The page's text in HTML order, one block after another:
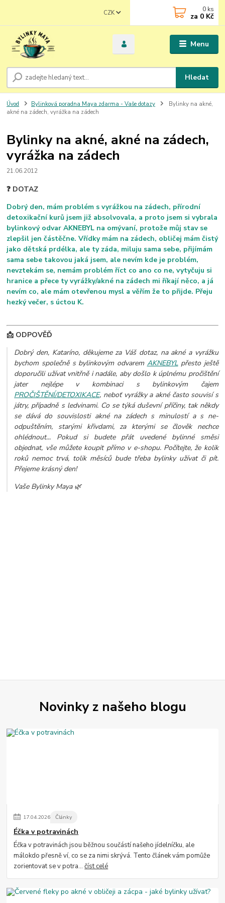
Menu
CZK
Hledat
0 ks
za 0 Kč
Úvod Bylinková poradna Maya zdarma - Vaše dotazy
Bylinky na akné,
akné na zádech, vyrážka na zádech
Bylinky na akné, akné na zádech,
vyrážka na zádech
21.06.2012
❓ DOTAZ
Dobrý den, mám problém s vyrážkou na zádech, přírodní
detoxikační kurů jsem již absolvovala, a proto jsem si vybrala
bylinkový odvar AKNEBYL na omývaní, protože můj stav se
zlepšil jen částěčne. Vřídky mám na zádech, obličej mám čistý
jako dětská prdélka, ale ty záda, miluju sama sebe, přijímám
sama sebe takovou jaká jsem, ale nevím kde je problém,
nevztekám se, nemám problém říct co ano co ne, vytyčuju si
hranice a přece ty vyrážky/akné na zádech mi říkají něco, a já
nevím co, ale mám otevřenou mysl a věřím že to přijde. Přeju
hezký večer, s úctou K.
📩 ODPOVĚĎ
Dobrý den, Kataríno, děkujeme za Váš dotaz, na akné a vyrážku
bychom společně s bylinkovým odvarem AKNEBYLpřesto ještě
doporučili užívat vnitřně i nadále, aby došlo k úplnému pročištění
jater nejlépe v kombinaci s bylinkovým čajem
PROČIŠTĚNÍ/DETOXIKACE, neboť vyrážky a akné často souvisí s
játry, případně s ledvinami. Co se týká duševní příčiny, tak někdy
se dává do souvislosti akné na zádech s minulostí a s ne-
odpuštěním, starými křivdami, za kterými se člověk nechce
ohlédnout... Pokud si budete přát uvedené bylinné směsi
objednat, vše můžete koupit přímo v e-shopu. Počítejte, že kolik
roků nemoc trvá, tolik měsíců bude třeba bylinky užívat či pít.
Přejeme krásný den!
Vaše Bylinky Maya 🌿
Novinky z našeho blogu
17.04.2026 Články
Éčka v potravinách
Éčka v potravinách jsou běžnou součástí našeho jídelníčku, ale
málokdo přesně ví, co se za nimi skrývá. Tento článek vám pomůže
zorientovat se v potra...číst celé